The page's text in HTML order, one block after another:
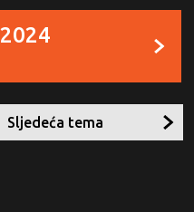
Sljedeća tema